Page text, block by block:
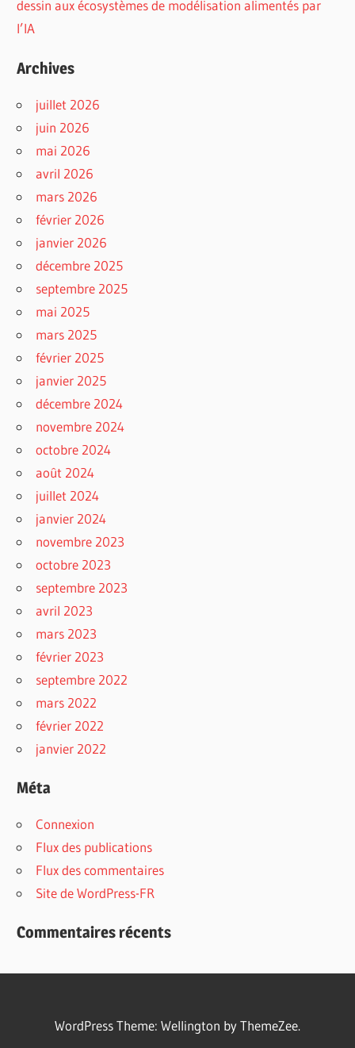
dessin aux écosystèmes de modélisation alimentés par
l’IA
Archives
juillet 2026
juin 2026
mai 2026
avril 2026
mars 2026
février 2026
janvier 2026
décembre 2025
septembre 2025
mai 2025
mars 2025
février 2025
janvier 2025
décembre 2024
novembre 2024
octobre 2024
août 2024
juillet 2024
janvier 2024
novembre 2023
octobre 2023
septembre 2023
avril 2023
mars 2023
février 2023
septembre 2022
mars 2022
février 2022
janvier 2022
Méta
Connexion
Flux des publications
Flux des commentaires
Site de WordPress-FR
Commentaires récents
WordPress Theme: Wellington by ThemeZee.